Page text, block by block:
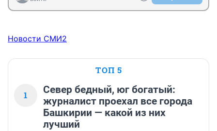
Новости СМИ2
ТОП 5
1
Север бедный, юг богатый:
журналист проехал все города
Башкирии — какой из них
лучший